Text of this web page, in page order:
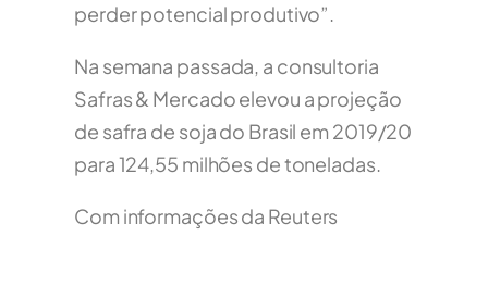
perder potencial produtivo”.
Na semana passada, a consultoria
Safras & Mercado elevou a projeção
de safra de soja do Brasil em 2019/20
para 124,55 milhões de toneladas.
Com informações da Reuters